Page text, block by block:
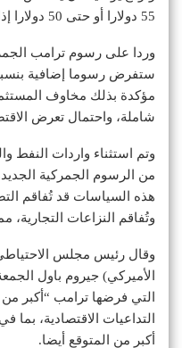
55 دولارا أو حتى 50 دولارا إذا استمر انخفاض سوق الأسهم.
وردا على رسوم ترامب
مؤكدة بذلك مخاوف
شاملة، واحتمال تعرض
وتم استثناء واردات النفط
من الرسوم الجمركية
هذه السياسات قد تُفاقم
وتُفاقم النزاعات التجارية،
وقال رئيس مجلس
الأميركي) جيروم باول
التي فرضها ترامب “أكبر
التداعيات الاقتصادية، بما
أكبر من المتوقع أيضا.